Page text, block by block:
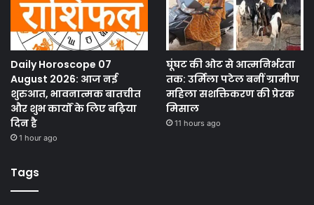
Daily Horoscope 07
August 2026: आज नई
शुरुआत, भावनात्मक बातचीत
और शुभ कार्यों के लिए बढ़िया
दिन है
1 hour ago
घूंघट की ओट से आत्मनिर्भरता
तक: उर्मिला पटेल बनीं ग्रामीण
महिला सशक्तिकरण की प्रेरक
मिसाल
11 hours ago
Tags